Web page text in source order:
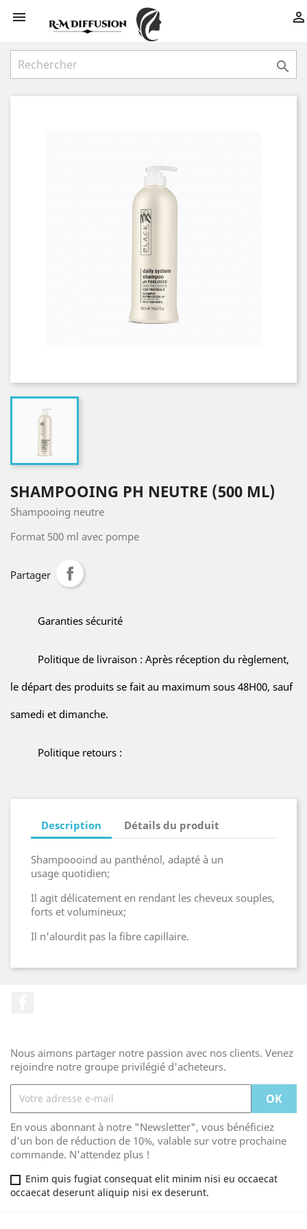
 

SHAMPOOING PH NEUTRE (500 ML)
Shampooing neutre
Format 500 ml avec pompe
Partager
Garanties sécurité
Politique de livraison : Après réception du règlement,
le départ des produits se fait au maximum sous 48H00, sauf
samedi et dimanche.
Politique retours :
Description Détails du produit
Shampoooind au panthénol, adapté à un
usage quotidien;
Il agit délicatement en rendant les cheveux souples,
forts et volumineux;
Il n'alourdit pas la fibre capillaire.
Nous aimons partager notre passion avec nos clients. Venez
rejoindre notre groupe privilégié d'acheteurs.
En vous abonnant à notre "Newsletter", vous bénéficiez
d'un bon de réduction de 10%, valable sur votre prochaine
commande. N'attendez plus !
Enim quis fugiat consequat elit minim nisi eu occaecat
occaecat deserunt aliquip nisi ex deserunt.